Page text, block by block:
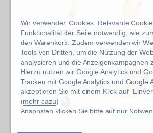
Wir verwenden Cookies. Relevante
Funktionalität der Seite notwendig, wie
den Warenkorb. Zudem verwenden wir
Tools von Dritten, um die Nutzung der
analysieren und die Anzeigenkampagnen
Hierzu nutzen wir Google Analytics und
Tracken mit Google Analytics und Google
akzeptieren Sie mit einem Klick auf
(mehr dazu)
Ansonsten klicken Sie bitte auf nur